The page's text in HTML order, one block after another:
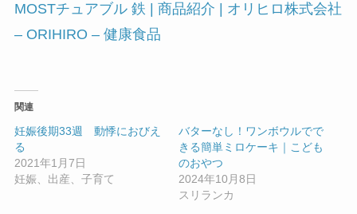
MOSTチュアブル 鉄 | 商品紹介 | オリヒロ株式会社
– ORIHIRO – 健康食品
関連
妊娠後期33週 動悸におびえ
る
2021年1月7日
妊娠、出産、子育て
バターなし！ワンボウルでで
きる簡単ミロケーキ｜こども
のおやつ
2024年10月8日
スリランカ